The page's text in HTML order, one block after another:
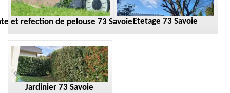
et refection de pelouse 73 Savoie Etetage 73 Savoie
Jardinier 73 Savoie